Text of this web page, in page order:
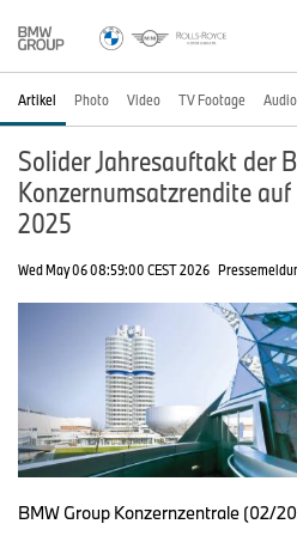
Artikel Photo Video TV Footage Audio
Solider Jahresauftakt der
Konzernumsatzrendite
2025
Wed May 06 08:59:00 CEST 2026
BMW Group Konzernzentrale (02/